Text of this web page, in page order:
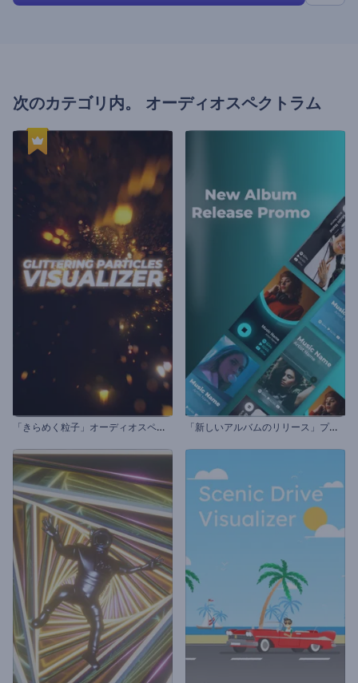
次のカテゴリ内。 オーディオスペクトラム
「
きらめく粒子」オーディオスペクトラム 「
新しいアルバムのリリース」プロモーションビデオ